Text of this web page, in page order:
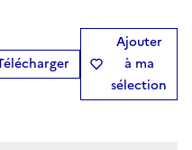
Ajouter
à ma
sélection